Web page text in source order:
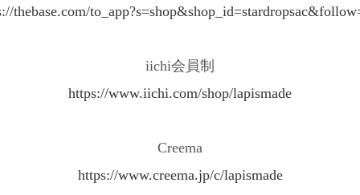
thebase.com/
iichi会員制
https://www.iichi.com/shop/lapismade
Creema
https://www.creema.jp/c/lapismade